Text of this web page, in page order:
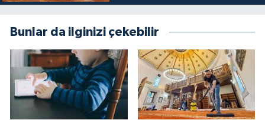
Bunlar da ilginizi çekebilir
Karaman Müftülüğü
Kars Müftülüğü
Kastamonu Müftülüğü
Kayseri Müftülüğü